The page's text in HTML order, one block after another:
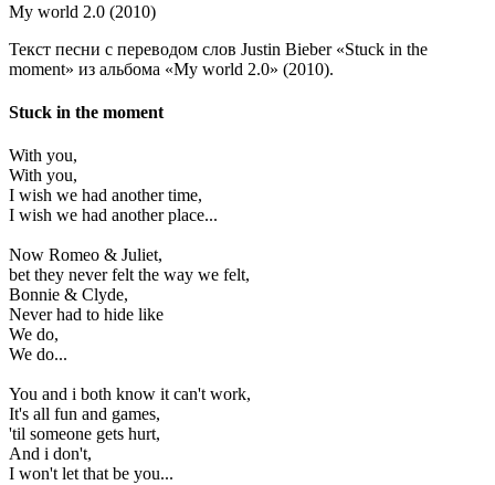
My world 2.0 (2010)
Текст песни с переводом слов Justin Bieber «Stuck in the
moment» из альбома «My world 2.0» (2010).
Stuck in the moment
With you,
With you,
I wish we had another time,
I wish we had another place...
Now Romeo & Juliet,
bet they never felt the way we felt,
Bonnie & Clyde,
Never had to hide like
We do,
We do...
You and i both know it can't work,
It's all fun and games,
'til someone gets hurt,
And i don't,
I won't let that be you...